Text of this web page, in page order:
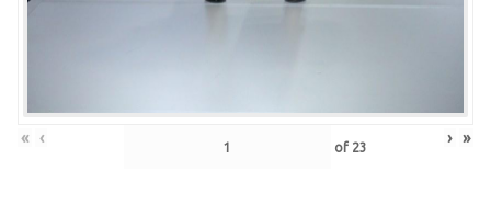
« ‹ of 23 › »